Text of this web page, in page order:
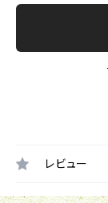
レビュー